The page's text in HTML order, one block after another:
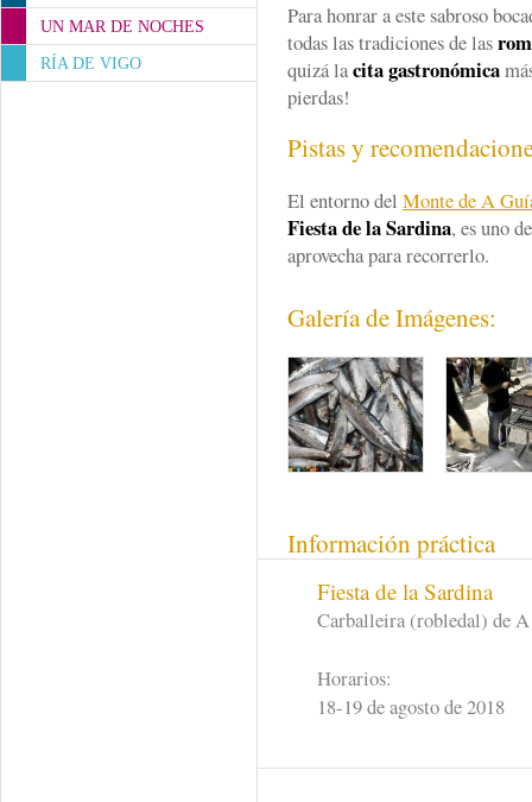
UN MAR DE NOCHES
RÍA DE VIGO
Para honrar a este sabroso
todas las tradiciones de las
quizá lacita gastronómica
pierdas!
Pistas y
El entorno del Monte de A
Fiesta de la Sardina, es uno
aprovecha para recorrerlo.
Galería de Imágenes:
Información práctica
Fiesta de la Sardina
Carballeira (robledal) de
Horarios:
18-19 de agosto de 2018